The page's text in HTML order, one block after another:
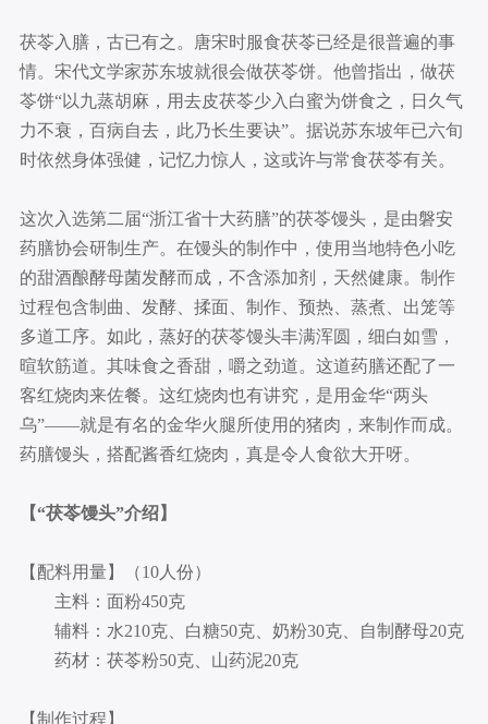
茯苓入膳，古已有之。唐宋时服食茯苓已经是很普遍的事
情。宋代文学家苏东坡就很会做茯苓饼。他曾指出，做茯
苓饼“以九蒸胡麻，用去皮茯苓少入白蜜为饼食之，日久气
力不衰，百病自去，此乃长生要诀”。据说苏东坡年已六旬
时依然身体强健，记忆力惊人，这或许与常食茯苓有关。
这次入选第二届“浙江省十大药膳”的茯苓馒头，是由磐安
药膳协会研制生产。在馒头的制作中，使用当地特色小吃
的甜酒酿酵母菌发酵而成，不含添加剂，天然健康。制作
过程包含制曲、发酵、揉面、制作、预热、蒸煮、出笼等
多道工序。如此，蒸好的茯苓馒头丰满浑圆，细白如雪，
暄软筋道。其味食之香甜，嚼之劲道。这道药膳还配了一
客红烧肉来佐餐。这红烧肉也有讲究，是用金华“两头
乌”——就是有名的金华火腿所使用的猪肉，来制作而成。
药膳馒头，搭配酱香红烧肉，真是令人食欲大开呀。
【“茯苓馒头”介绍】
【配料用量】（10人份）
主料：面粉450克
辅料：水210克、白糖50克、奶粉30克、自制酵母20克
药材：茯苓粉50克、山药泥20克
【制作过程】